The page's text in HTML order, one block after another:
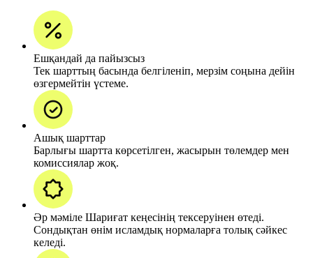
Ешқандай да пайызсыз
Тек шарттың басында белгіленіп, мерзім соңына дейін
өзгермейтін үстеме.
Ашық шарттар
Барлығы шартта көрсетілген, жасырын төлемдер мен
комиссиялар жоқ.
Әр мәміле Шариғат кеңесінің тексеруінен өтеді.
Сондықтан өнім исламдық нормаларға толық сәйкес
келеді.